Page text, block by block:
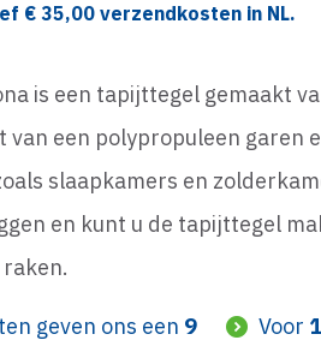
€35,00 verzendkosten in NL.
is een tapijttegel gemaakt
van een polypropuleen garen
slaapkamers en
en kunt u de tapijttegel
geven ons een 9 Voor